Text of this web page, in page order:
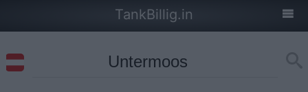
TankBillig.in